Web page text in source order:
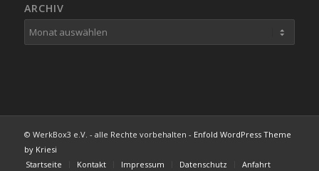
ARCHIV
© WerkBox3 e.V. - alle Rechte vorbehalten - Enfold WordPress Theme
by Kriesi
Startseite
Kontakt Impressum Datenschutz Anfahrt